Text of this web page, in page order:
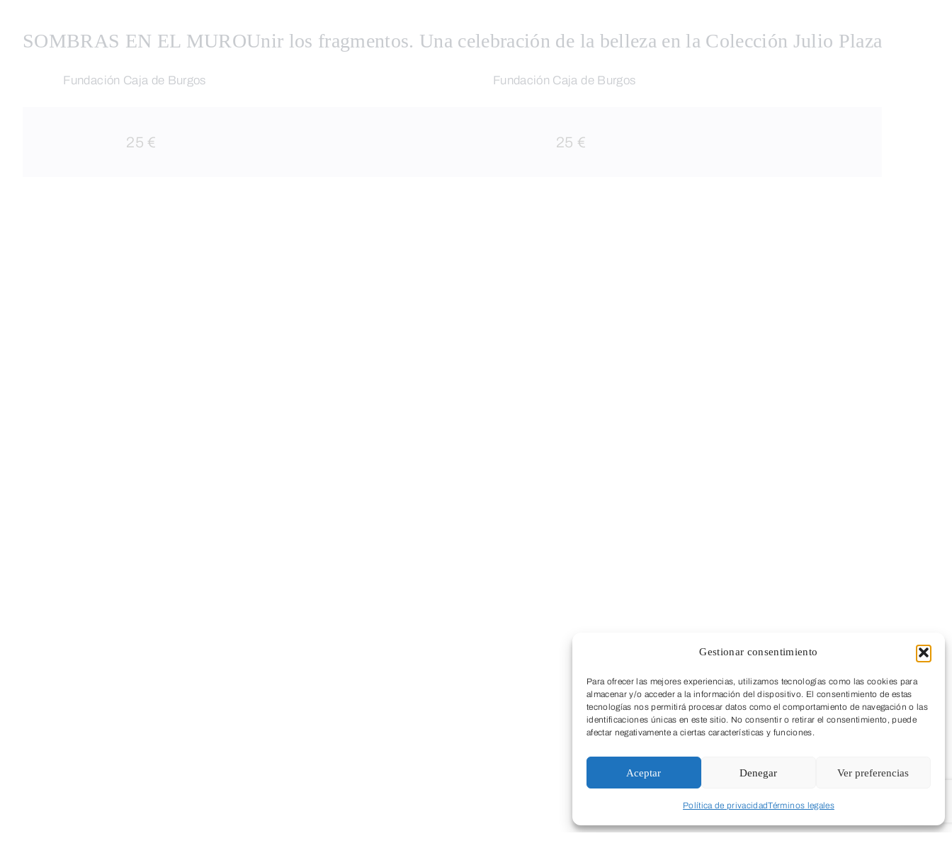
Gestionar consentimiento
Para ofrecer las mejores experiencias, utilizamos tecnologías como las cookies para
almacenar y/o acceder a la información del dispositivo. El consentimiento de estas
tecnologías nos permitirá procesar datos como el comportamiento de navegación o las
identificaciones únicas en este sitio. No consentir o retirar el consentimiento, puede
afectar negativamente a ciertas características y funciones.
Aceptar Denegar Ver preferencias
Política de privacidadTérminos legales
SOMBRAS EN EL MURO
Fundación Caja de Burgos
25 €
Unir los fragmentos. Una celebración de la belleza en la Colección Julio Plaza
Fundación Caja de Burgos
25 €